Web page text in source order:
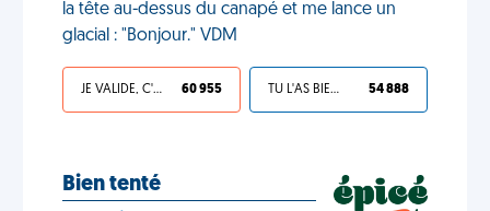
la tête au-dessus du canapé et me lance un
glacial : "Bonjour." VDM
JE VALIDE, C'EST UNE VDM 60 955 TU L'AS BIEN MÉRITÉ 54 888
Bien tenté